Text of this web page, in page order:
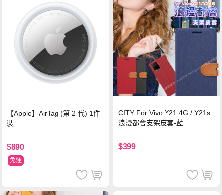
【Apple】AirTag (第 2 代) 1件
裝
$890
免運
CITY For Vivo Y21 4G / Y21s
浪漫都會支架皮套-藍
$399